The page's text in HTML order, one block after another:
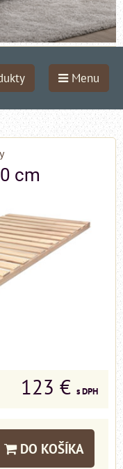
Menu
cm
123 € s DPH
DO KOŠÍKA